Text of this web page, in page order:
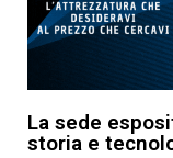
La sede
storia e